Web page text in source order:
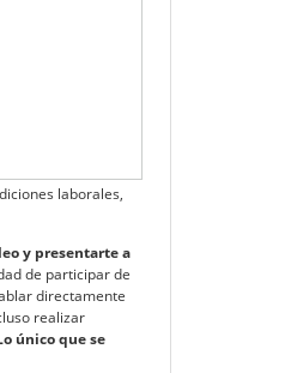
laborales,
y presentarte a
de participar de
directamente
realizar
único que se